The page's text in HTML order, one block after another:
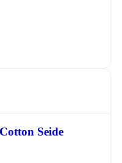
Seide